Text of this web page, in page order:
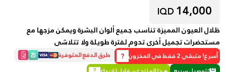
14,000
IQD
ظلال العيون المميزة تناسب جميع ألوان البشرة ويمكن مزجها مع
مستحضرات تجميل أخرى تدوم لفترة طويلة ولا تتلاشى
أسرع! متبقي 2 فقط في المخزون ?
طرق الدفع المتوفرة